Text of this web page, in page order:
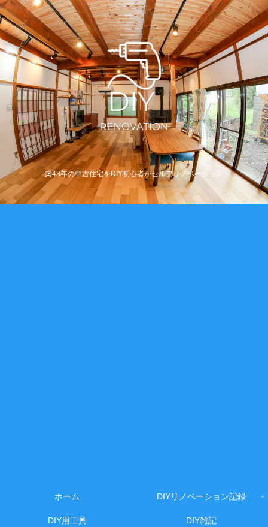
築43年の中古住宅をDIY初心者がセルフリノベーション
ホーム DIYリノベーション記録
DIY用工具 DIY雑記